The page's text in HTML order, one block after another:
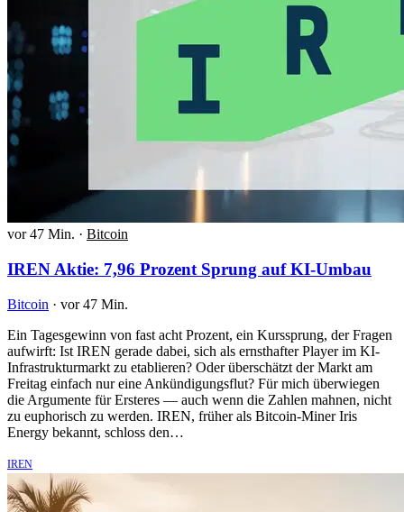
vor 47 Min. · Bitcoin
IREN Aktie: 7,96 Prozent Sprung auf KI-Umbau
Bitcoin · vor 47 Min.
Ein Tagesgewinn von fast acht Prozent, ein Kurssprung, der Fragen
aufwirft: Ist IREN gerade dabei, sich als ernsthafter Player im KI-
Infrastrukturmarkt zu etablieren? Oder überschätzt der Markt am
Freitag einfach nur eine Ankündigungsflut? Für mich überwiegen
die Argumente für Ersteres — auch wenn die Zahlen mahnen, nicht
zu euphorisch zu werden. IREN, früher als Bitcoin-Miner Iris
Energy bekannt, schloss den…
IREN